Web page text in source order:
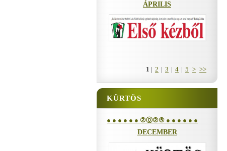
ÁPRILIS
1 2 3 4 5 > >>
KÜRTÖS
● ● ● ● ● ● ②⓪②⑤ ● ● ● ● ● ●
DECEMBER